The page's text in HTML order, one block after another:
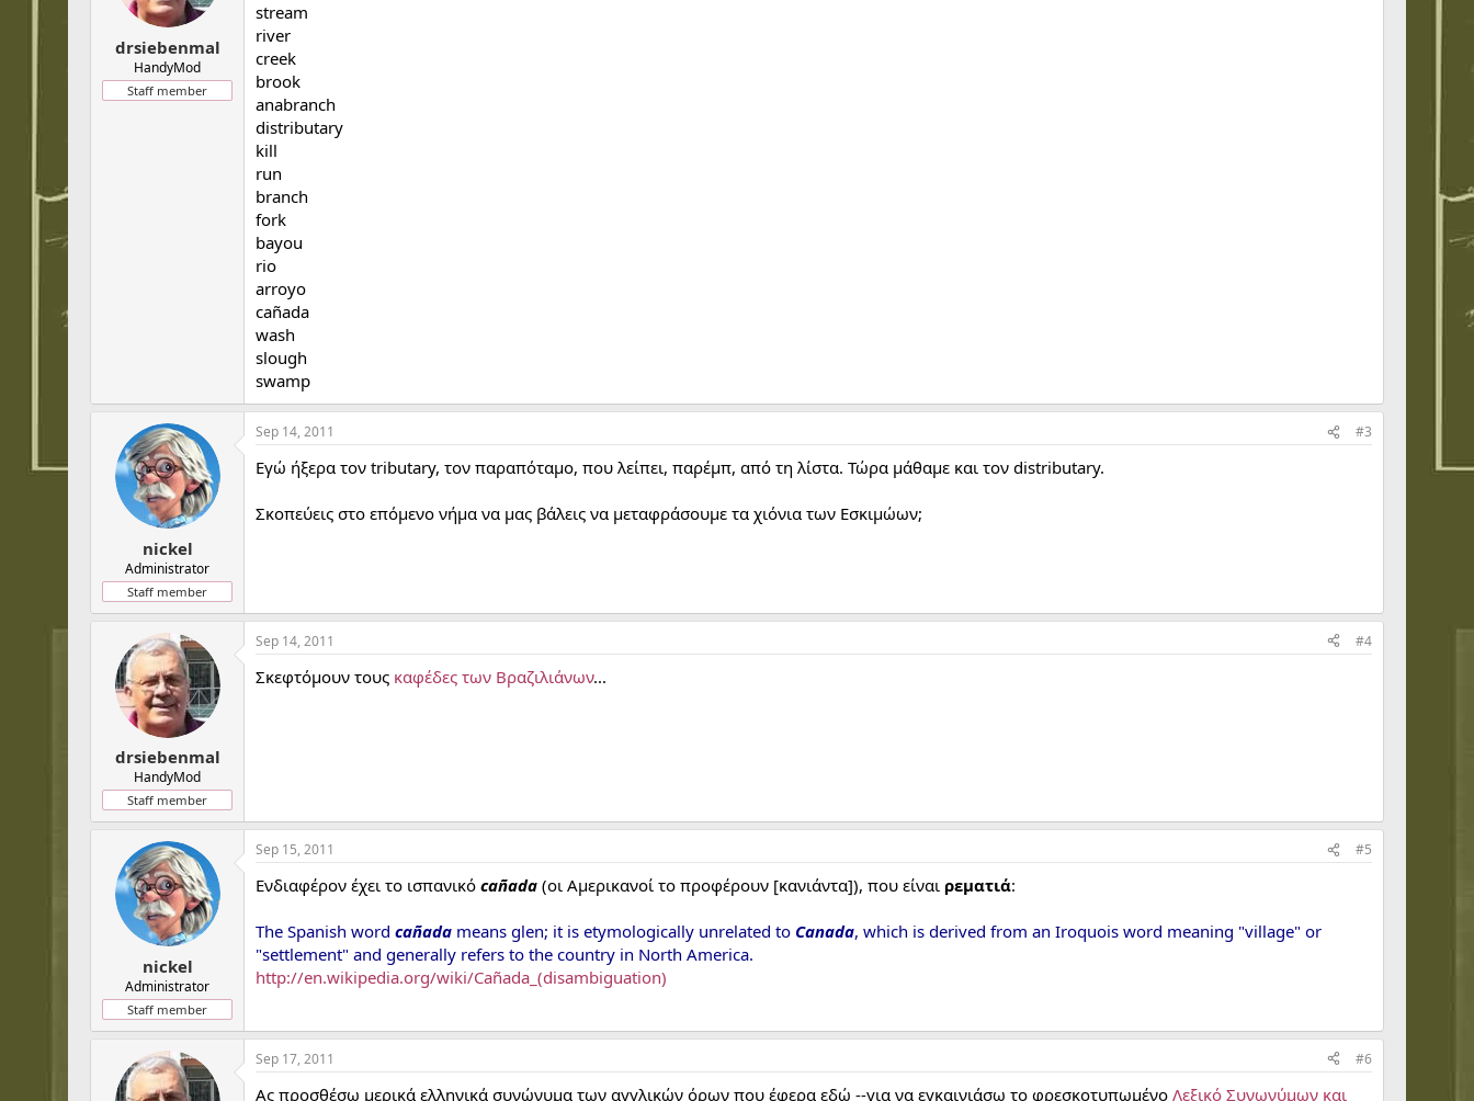
drsiebenmal
HandyMod
Staff member
stream
river
creek
brook
anabranch
distributary
kill
run
branch
fork
bayou
rio
arroyo
cañada
wash
slough
swamp
nickel
Administrator
Staff member
Sep 14, 2011 #3
Εγώ ήξερα τον tributary, τον παραπόταμο, που λείπει, παρέμπ, από τη λίστα. Τώρα μάθαμε και τον distributary.
Σκοπεύεις στο επόμενο νήμα να μας βάλεις να μεταφράσουμε τα χιόνια των Εσκιμώων;
drsiebenmal
HandyMod
Staff member
Sep 14, 2011 #4
Σκεφτόμουν τους καφέδες των Βραζιλιάνων...
nickel
Administrator
Staff member
Sep 15, 2011 #5
Ενδιαφέρον έχει το ισπανικό cañada (οι Αμερικανοί το προφέρουν [κανιάντα]), που είναι ρεματιά:
The Spanish word cañada means glen; it is etymologically unrelated to Canada, which is derived from an Iroquois word meaning "village" or
"settlement" and generally refers to the country in North America.
http://en.wikipedia.org/wiki/Cañada_(disambiguation)
Sep 17, 2011 #6
Ας προσθέσω μερικά ελληνικά συνώνυμα των αγγλικών όρων που έφερα εδώ --για να εγκαινιάσω το φρεσκοτυπωμένο Λεξικό Συνωνύμων και